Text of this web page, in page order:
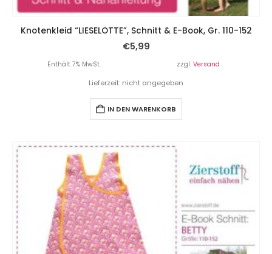
Knotenkleid “LIESELOTTE”, Schnitt & E-Book, Gr. 110-152
€5,99
Enthält 7% MwSt. zzgl. Versand
Lieferzeit: nicht angegeben
IN DEN WARENKORB